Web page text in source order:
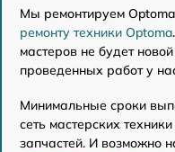
Мы ремонтируем
ремонту техники Optoma
мастеров не будет
проведенных работ у
Минимальные сроки
сеть мастерских
запчастей. И возможно